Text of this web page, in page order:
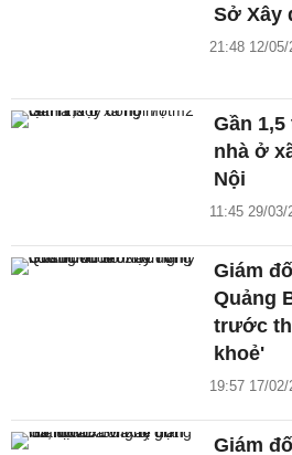
Sở Xây
21:48 12/05/
Gần
nhà ở
Nội
11:45 29/03/
Giám
Quảng
trước
khoẻ'
19:57 17/02/
Giám